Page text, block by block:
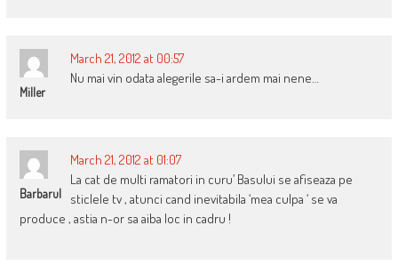
Miller
March 21, 2012 at 00:57
Nu mai vin odata alegerile sa-i ardem mai nene…
Barbarul
March 21, 2012 at 01:07
La cat de multi ramatori in curu’ Basului se afiseaza pe
sticlele tv , atunci cand inevitabila ‘mea culpa ‘ se va
produce , astia n-or sa aiba loc in cadru !